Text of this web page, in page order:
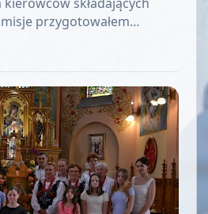
przygotowałem…